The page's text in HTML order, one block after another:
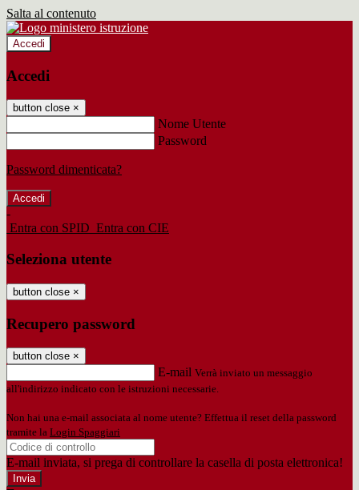
Salta al contenuto
Accedi
Accedi
button close ×
Nome Utente
Password
Password dimenticata?
-
Entra con SPID Entra con CIE
Seleziona utente
button close ×
Recupero password
button close ×
E-mail Verrà inviato un messaggio
all'indirizzo indicato con le istruzioni necessarie.
Non hai una e-mail associata al nome utente? Effettua il reset della password
tramite la Login Spaggiari
E-mail inviata, si prega di controllare la casella di posta elettronica!